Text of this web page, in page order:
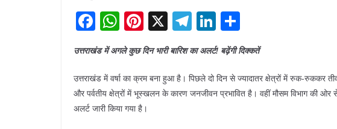
F
a
c
e
b
o
W
h
at
s
A
p
Pi
nt
er
e
st
X T
e
gr
a
Li
n
k
e
dI
h
ar
e
उत्तराखंड में अगले कुछ दिन भारी बारिश का अलर्ट! बढ़ेंगी दिक्कतें
उत्तराखंड में वर्षा का क्रम बना हुआ है। पिछले दो दिन से ज्यादातर क्षेत्रों में रुक-रुककर
और पर्वतीय क्षेत्रों में भूस्खलन के कारण जनजीवन प्रभावित है। वहीं मौसम विभाग की ओर
अलर्ट जारी किया गया है।